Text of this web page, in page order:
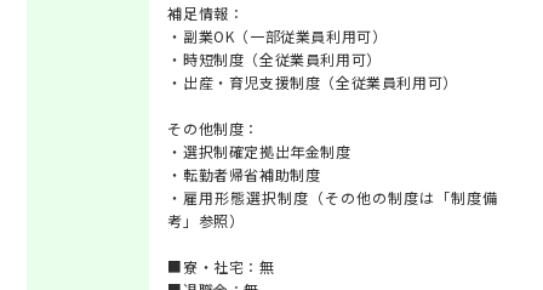
補足情報：
・副業OK（一部従業員利用可）
・時短制度（全従業員利用可）
・出産・育児支援制度（全従業員利用可）
その他制度：
・選択制確定拠出年金制度
・転勤者帰省補助制度
・雇用形態選択制度（その他の制度は「制度備
考」参照）
■寮・社宅：無